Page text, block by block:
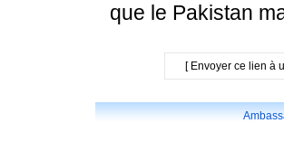
que le Pakistan
[ Envoyer ce lien à